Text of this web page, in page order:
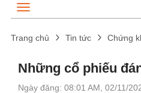
Trang chủ Tin tức Chứng
Những cổ phiếu
Ngày đăng: 08:01 AM, 02/11/